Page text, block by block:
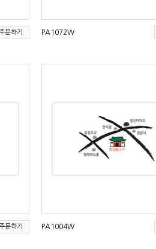
문하기 PA1072W
문하기 PA1004W